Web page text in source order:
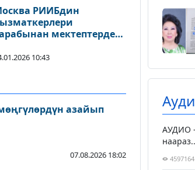
РИИБдин
мектептерде
боюнча иш-чаралар
10:43
азайып
07.08.2026 18:02
АУДИО
4597164